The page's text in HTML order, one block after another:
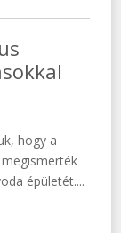
hogy a
épületét....